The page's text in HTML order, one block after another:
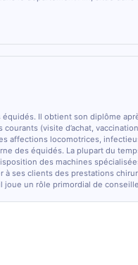
Il obtient son diplôme
(visite d’achat,
affections locomotrices,
des équidés. La plupart du
des machines
ses clients des prestations
joue un rôle primordial de